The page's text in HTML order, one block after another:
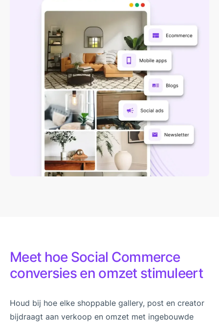
Meet hoe Social Commerce
conversies en omzet stimuleert
Houd bij hoe elke shoppable gallery, post en creator
bijdraagt aan verkoop en omzet met ingebouwde